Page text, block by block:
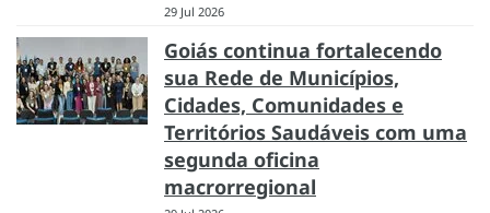
29 Jul 2026
Goiás continua fortalecendo
sua Rede de Municípios,
Cidades, Comunidades e
Territórios Saudáveis com uma
segunda oficina
macrorregional